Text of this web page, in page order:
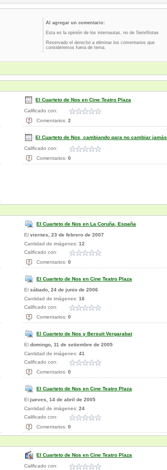
Al agregar un comentario:
Esta es la opinión de los internautas, no de SieteNotas
Reservado el derecho a eliminar los comentarios que
consideremos fuera de tema.
El Cuarteto de Nos en Cine Teatro Plaza
Calificado con:
Comentarios: 2
El Cuarteto de Nos, cambiando para no cambiar jamás
Calificado con:
Comentarios: 0
El Cuarteto de Nos en La Coruña, España
El viernes, 23 de febrero de 2007
Cantidad de imágenes: 12
Calificado con:
Comentarios: 0
El Cuarteto de Nos en Cine Teatro Plaza
El sábado, 24 de junio de 2006
Cantidad de imágenes: 16
Calificado con:
Comentarios: 0
El Cuarteto de Nos y Bersuit Vergarabat
El domingo, 11 de setiembre de 2005
Cantidad de imágenes: 41
Calificado con:
Comentarios: 0
El Cuarteto de Nos en Cine Teatro Plaza
El jueves, 14 de abril de 2005
Cantidad de imágenes: 24
Calificado con:
Comentarios: 0
El Cuarteto de Nos en Cine Teatro Plaza
Calificado con: